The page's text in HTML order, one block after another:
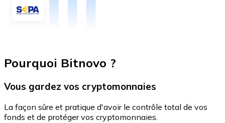
Pourquoi Bitnovo ?
Vous gardez vos cryptomonnaies
La façon sûre et pratique d'avoir le contrôle total de vos
fonds et de protéger vos cryptomonnaies.